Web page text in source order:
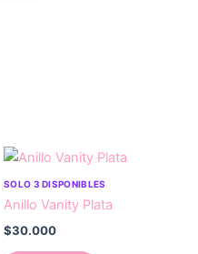
SOLO 3 DISPONIBLES
Anillo Vanity Plata
$30.000